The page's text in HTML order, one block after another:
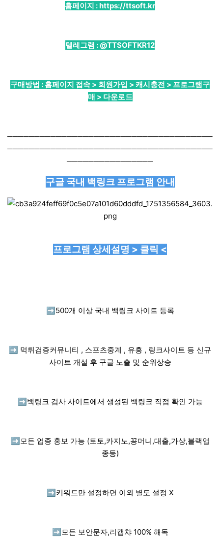
홈페이지 :https://ttsoft.kr
텔레그램 : @TTSOFTKR12
구매방법 : 홈페이지 접속 > 회원가입 > 캐시충전 > 프로그램구
매 > 다운로드
──────────────────────────────────────
──────────────────────────────────────
────────────────
구글 국내 백링크 프로그램 안내
프로그램 상세설명 > 클릭 <
➡️ 500개 이상 국내 백링크 사이트 등록
➡️ 먹튀검증커뮤니티 , 스포츠중계 , 유흥 , 링크사이트 등 신규
사이트 개설 후 구글 노출 및 순위상승
➡️ 백링크 검사 사이트에서 생성된 백링크 직접 확인 가능
➡️ 모든 업종 홍보 가능 (토토,카지노,꽁머니,대출,가상,블랙업
종등)
➡️ 키워드만 설정하면 이외 별도 설정 X
➡️ 모든 보안문자,리캡챠 100% 해독